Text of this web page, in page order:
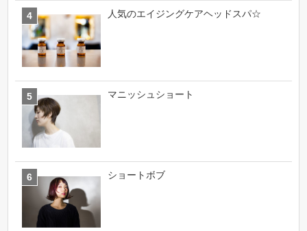
人気のエイジングケアヘッドスパ☆
マニッシュショート
ショートボブ